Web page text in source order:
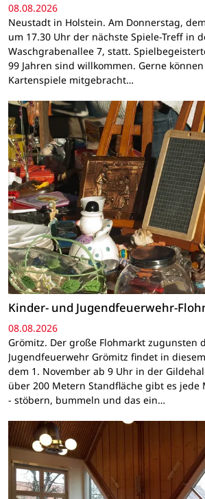
08.08.2026
Neustadt in Holstein. Am Donnerstag,
um 17.30 Uhr der nächste Spiele-Treff in
Waschgrabenallee 7, statt.
99 Jahren sind willkommen. Gerne
Kartenspiele mitgebracht…
Kinder- und Jugendfeuerwehr-
08.08.2026
Grömitz. Der große Flohmarkt zugunsten
Jugendfeuerwehr Grömitz findet in
dem 1. November ab 9 Uhr in der
über 200 Metern Standfläche gibt es jede
- stöbern, bummeln und das ein…